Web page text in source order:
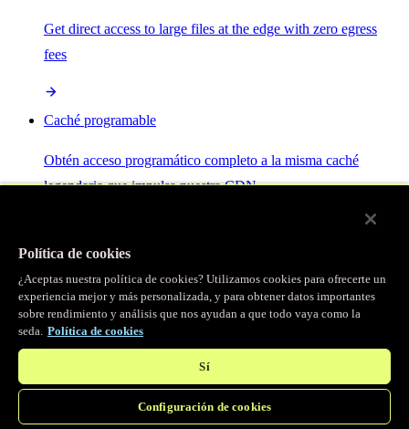
Get direct access to large files at the edge with zero egress
fees
Caché programable
Obtén acceso programático completo a la misma caché
legendaria que impulsa nuestra CDN.
Servidor MCP
Control por IA para tus servicios Fastly.
Política de cookies
¿Aceptas nuestra política de cookies? Utilizamos cookies para ofrecerte un
experiencia mejor y más personalizada, y para obtener datos importantes
sobre rendimiento y análisis que nos ayudan a que todo vaya como la
seda. Política de cookies
Sí
Configuración de cookies